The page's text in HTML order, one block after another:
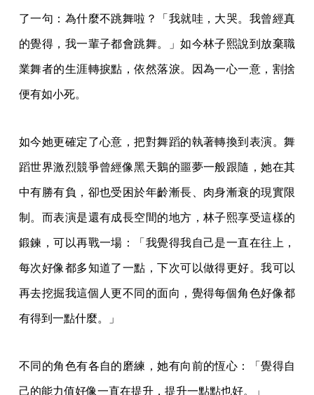
了一句：為什麼不跳舞啦？「我就哇，大哭。我曾經真
的覺得，我一輩子都會跳舞。」如今林子熙說到放棄職
業舞者的生涯轉捩點，依然落淚。因為一心一意，割捨
便有如小死。
如今她更確定了心意，把對舞蹈的執著轉換到表演。舞
蹈世界激烈競爭曾經像黑天鵝的噩夢一般跟隨，她在其
中有勝有負，卻也受困於年齡漸長、肉身漸衰的現實限
制。而表演是還有成長空間的地方，林子熙享受這樣的
鍛鍊，可以再戰一場：「我覺得我自己是一直在往上，
每次好像都多知道了一點，下次可以做得更好。我可以
再去挖掘我這個人更不同的面向，覺得每個角色好像都
有得到一點什麼。」
不同的角色有各自的磨練，她有向前的恆心：「覺得自
己的能力值好像一直在提升，提升一點點也好。」